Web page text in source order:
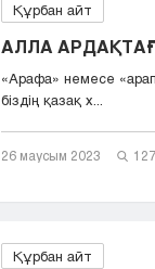
Құрбан айт
АЛЛА
«Арафа» немесе
біздің қазақ х...
26 маусым 2023
Құрбан айт